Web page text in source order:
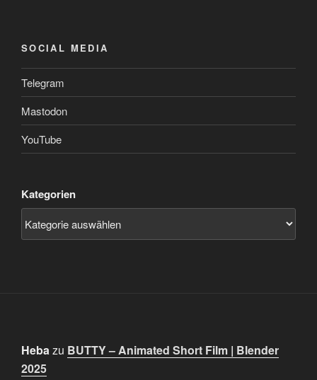
SOCIAL MEDIA
Telegram
Mastodon
YouTube
Kategorien
Hebazu BUTTY – Animated Short Film | Blender
2025